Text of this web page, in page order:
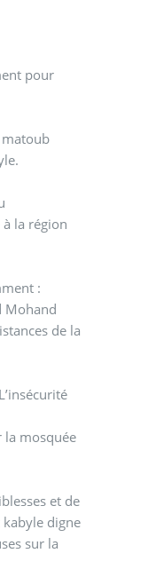
matoub
la région
Mohand
la mosquée
et de
digne
sur la